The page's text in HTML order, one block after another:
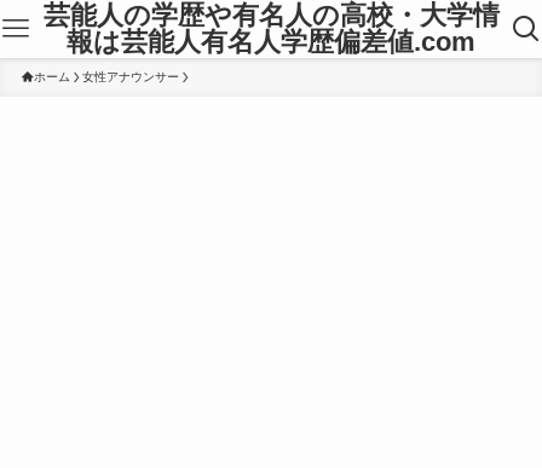
芸能人の学歴や有名人の高校・大学情
報は芸能人有名人学歴偏差値.com
ホーム 女性アナウンサー